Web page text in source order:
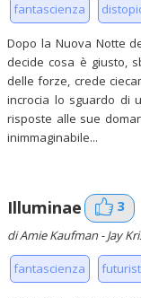
fantascienza
Dopo la Nuova Notte
decide cosa è giusto,
delle forze, crede
incrocia lo sguardo di
risposte alle sue
inimmaginabile...
Illuminae 3
di Amie Kaufman - Jay
fantascienza